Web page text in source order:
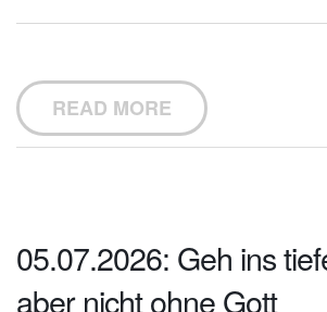
READ MORE
05.07.2026: Geh ins
aber nicht ohne Gott